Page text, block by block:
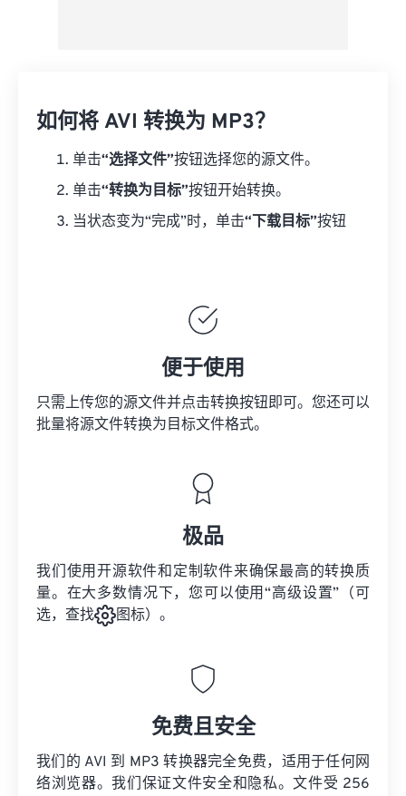
如何将 AVI 转换为 MP3？
单击“选择文件”按钮选择您的源文件。
单击“转换为目标”按钮开始转换。
当状态变为“完成”时，单击“下载目标”按钮
便于使用
只需上传您的源文件并点击转换按钮即可。您还可以
批量将源文件转换为目标文件格式。
极品
我们使用开源软件和定制软件来确保最高的转换质
量。在大多数情况下，您可以使用“高级设置”（可
选，查找
图标）。
免费且安全
我们的 AVI 到 MP3 转换器完全免费，适用于任何网
络浏览器。我们保证文件安全和隐私。文件受 256